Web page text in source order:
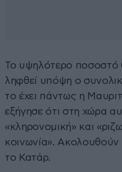
Το υψηλότερο ποσοστό
ληφθεί υπόψη ο
το έχει πάντως η
εξήγησε ότι στη χώρα
«κληρονομική» και
κοινωνία». Ακολουθούν
το Κατάρ.